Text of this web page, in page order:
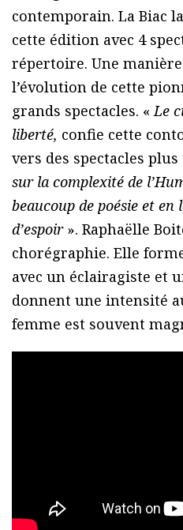
contemporain. La Biac
cette édition avec 4
répertoire. Une
l’évolution de cette
grands spectacles. « Le
liberté, confie cette
vers des spectacles
sur la complexité de
beaucoup de poésie et en
d’espoir». Raphaëlle
chorégraphie. Elle
avec un éclairagiste et
donnent une intensité
femme est souvent